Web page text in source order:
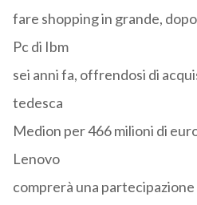
fare shopping in grande,
Pc di Ibm
sei anni fa, offrendosi di
tedesca
Medion per 466 milioni di
Lenovo
comprerà una